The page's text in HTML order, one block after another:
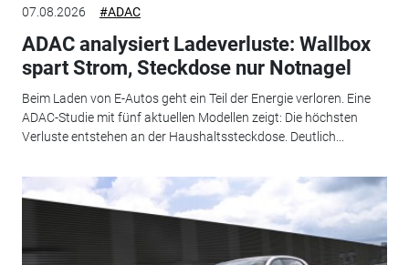
07.08.2026 #ADAC
ADAC analysiert Ladeverluste: Wallbox
spart Strom, Steckdose nur Notnagel
Beim Laden von E-Autos geht ein Teil der Energie verloren. Eine
ADAC-Studie mit fünf aktuellen Modellen zeigt: Die höchsten
Verluste entstehen an der Haushaltssteckdose. Deutlich...